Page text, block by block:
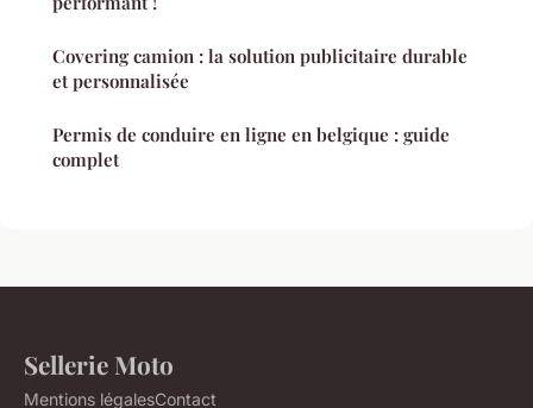
Covering camion : la solution publicitaire durable
et personnalisée
Permis de conduire en ligne en belgique : guide
complet
Sellerie Moto
Mentions légalesContact